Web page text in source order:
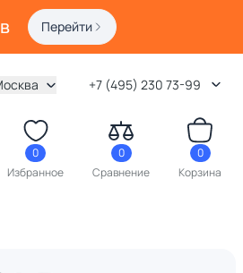
Перейти
+7 (495) 230 73-99
0
Избранное
0
Сравнение
0
Корзина